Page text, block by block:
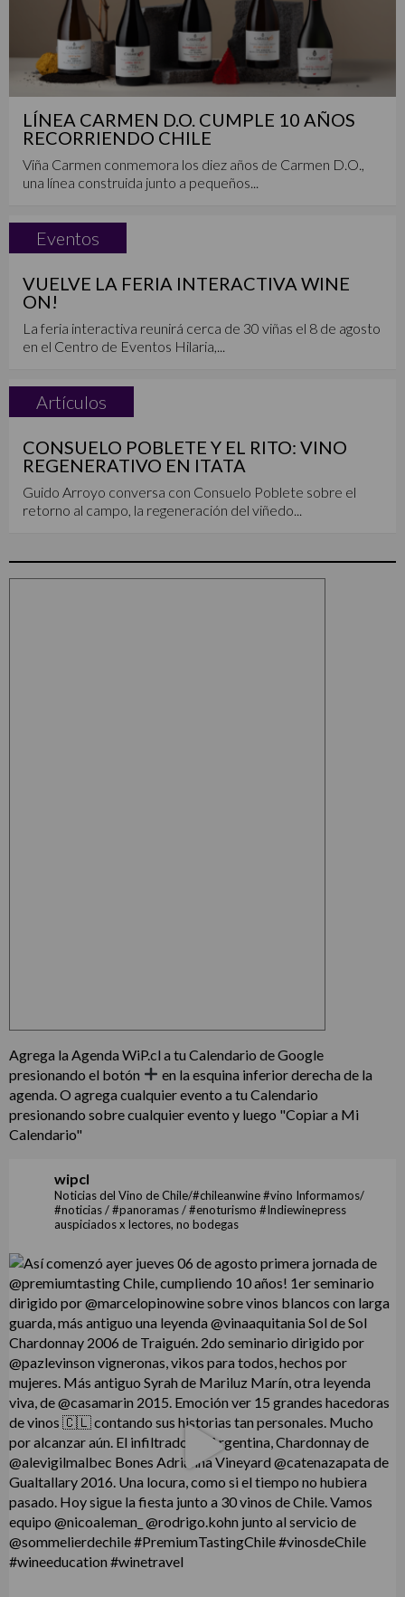
LÍNEA CARMEN D.O. CUMPLE 10 AÑOS
RECORRIENDO CHILE
Viña Carmen conmemora los diez años de Carmen D.O.,
una línea construida junto a pequeños...
Eventos
VUELVE LA FERIA INTERACTIVA WINE
ON!
La feria interactiva reunirá cerca de 30 viñas el 8 de agosto
en el Centro de Eventos Hilaria,...
Artículos
CONSUELO POBLETE Y EL RITO: VINO
REGENERATIVO EN ITATA
Guido Arroyo conversa con Consuelo Poblete sobre el
retorno al campo, la regeneración del viñedo...
Agrega la Agenda WiP.cl a tu Calendario de Google
presionando el botón
en la esquina inferior derecha de la
agenda. O agrega cualquier evento a tu Calendario
presionando sobre cualquier evento y luego "Copiar a Mi
Calendario"
wipcl
Noticias del Vino de Chile/#chileanwine #vino Informamos/
#noticias / #panoramas / #enoturismo #Indiewinepress
auspiciados x lectores, no bodegas